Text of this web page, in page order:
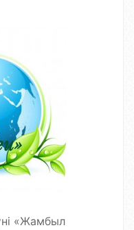
«Жамбыл